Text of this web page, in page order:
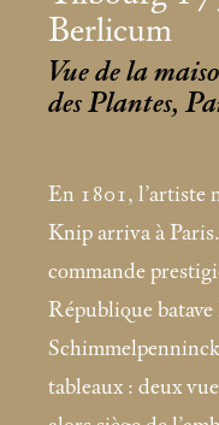
Berlicum
Vue de la
des Plantes,
En 1801, l’artiste
Knip arriva à
commande
République
tableaux : deux